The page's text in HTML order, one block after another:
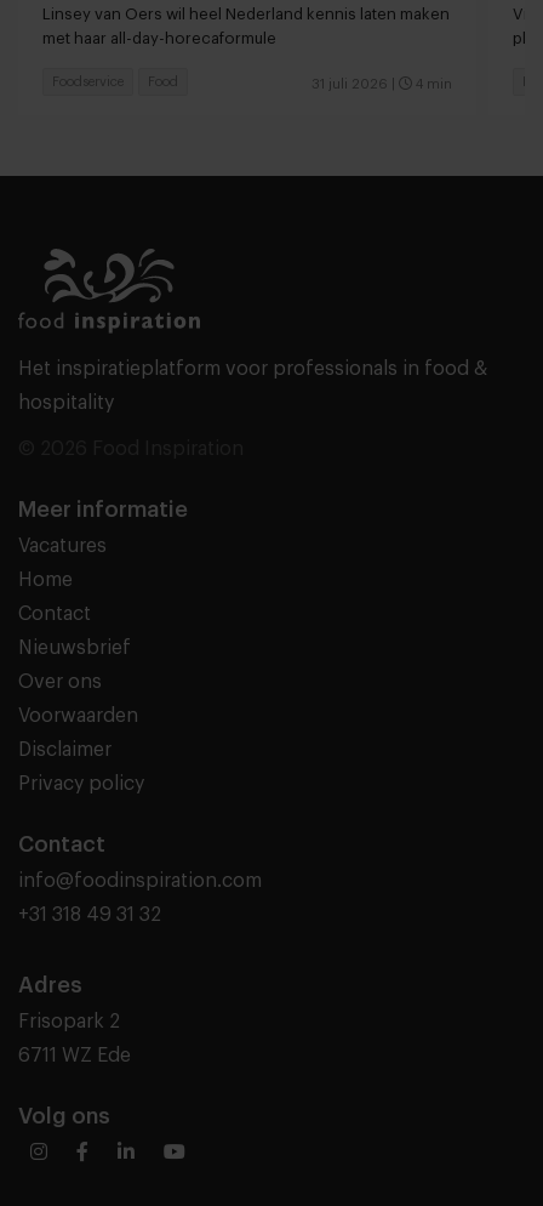
Linsey van Oers wil heel Nederland kennis laten maken
met haar all-day-horecaformule
31 juli 2026 4 min
Foodservice Food
Het inspiratieplatform voor professionals in food &
hospitality
Meer informatie
Vacatures
Home
Contact
Nieuwsbrief
Over ons
Voorwaarden
Disclaimer
Privacy policy
Contact
info@foodinspiration.com
+31 318 49 31 32
Adres
Frisopark 2
6711 WZ Ede
Volg ons